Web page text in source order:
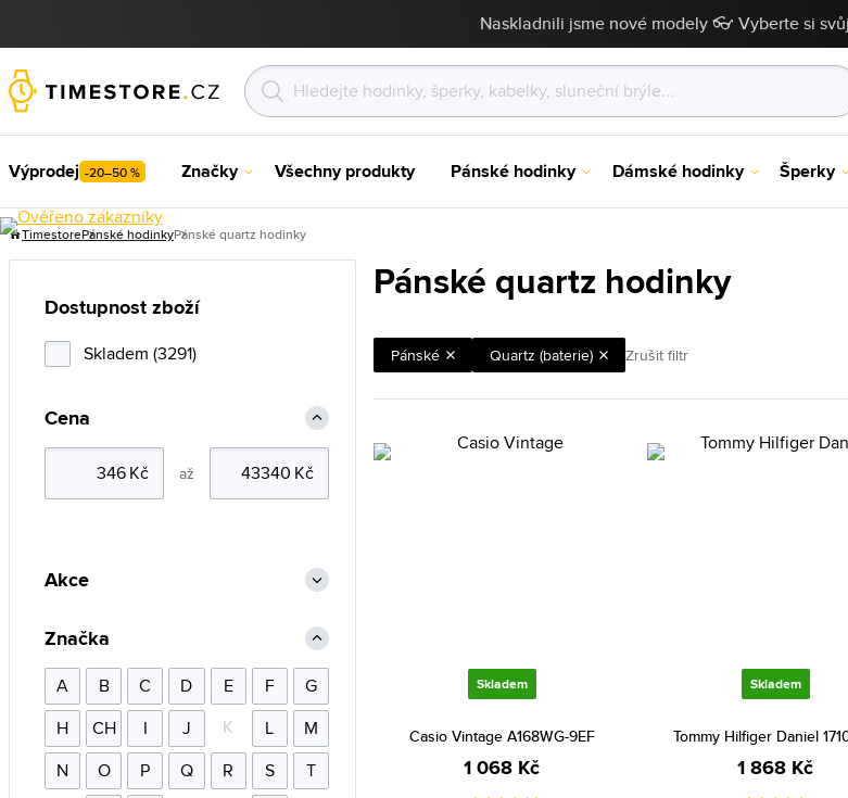
Naskladnili jsme nové modely 👓 Vyberte si
Výprodej -20–50 % Značky Všechny produkty Pánské hodinky Dámské hodinky Šperky
TimestorePánské hodinkyPánské quartz hodinky
Pánské quartz hodinky
Pánské Quartz (baterie) Zrušit filtr
Skladem
Casio Vintage A168WG-9EF
1 068 Kč
Skladem
Tommy Hilfiger Daniel
1 868 Kč
Dostupnost zboží
Skladem (3291)
Cena
až
Akce
Značka
A B C D E F
G
H
CH I J K L
M
N
O P Q R S
T